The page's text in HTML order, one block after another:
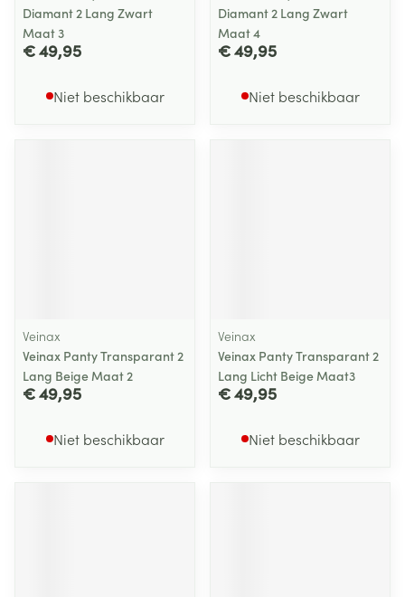
Diamant 2 Lang Zwart
Maat 3
€ 49,95
Niet beschikbaar
Diamant 2 Lang Zwart
Maat 4
€ 49,95
Niet beschikbaar
Veinax
Veinax Panty Transparant 2
Lang Beige Maat 2
€ 49,95
Niet beschikbaar
Veinax
Veinax Panty Transparant 2
Lang Licht Beige Maat3
€ 49,95
Niet beschikbaar